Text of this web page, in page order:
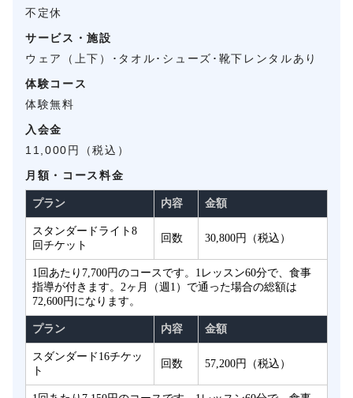
不定休
サービス・施設
ウェア（上下）･タオル･シューズ･靴下レンタルあり
体験コース
体験無料
入会金
11,000円（税込）
月額・コース料金
プラン 内容 金額
スタンダードライト8
回チケット
回数 30,800円（税込）
1回あたり7,700円のコースです。1レッスン60分で、食事
指導が付きます。2ヶ月（週1）で通った場合の総額は
72,600円になります。
プラン 内容 金額
スダンダード16チケッ
ト
回数 57,200円（税込）